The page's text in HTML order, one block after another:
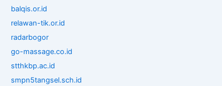
balqis.or.id
relawan-tik.or.id
radarbogor
go-massage.co.id
stthkbp.ac.id
smpn5tangsel.sch.id